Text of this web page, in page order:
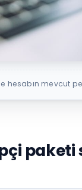
hesabın mevcut
paketi